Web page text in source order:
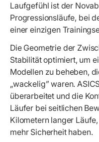
Laufgefühl ist der
Progressionsläufe, bei
einer einzigen
Die Geometrie der
Stabilität optimiert, um
Modellen zu beheben,
„wackelig” waren.
überarbeitet und die
Läufer bei seitlichen
Kilometern langer
mehr Sicherheit haben.